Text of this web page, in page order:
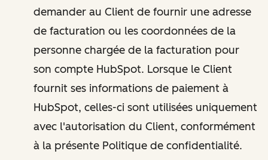
demander au Client de fournir une adresse
de facturation ou les coordonnées de la
personne chargée de la facturation pour
son compte HubSpot. Lorsque le Client
fournit ses informations de paiement à
HubSpot, celles-ci sont utilisées uniquement
avec l'autorisation du Client, conformément
à la présente Politique de confidentialité.